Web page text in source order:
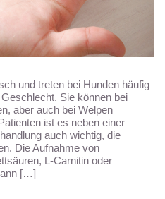
und treten bei Hunden häufig
Sie können bei
aber auch bei Welpen
ist es neben einer
auch wichtig, die
Die Aufnahme von
L-Carnitin oder
[…]